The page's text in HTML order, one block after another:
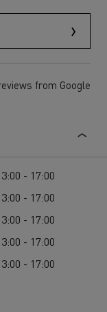
from Google
- 17:00
- 17:00
- 17:00
- 17:00
- 17:00